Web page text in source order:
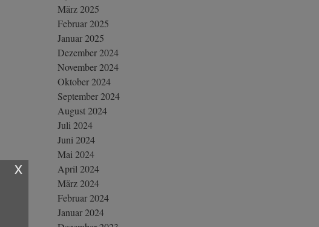
März 2025
Februar 2025
Januar 2025
Dezember 2024
November 2024
Oktober 2024
September 2024
August 2024
Juli 2024
Juni 2024
Mai 2024
April 2024
März 2024
Februar 2024
Januar 2024
x